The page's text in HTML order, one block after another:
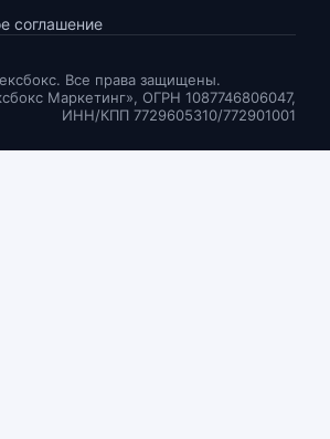
соглашение
Все права защищены.
Маркетинг», ОГРН 1087746806047,
ИНН/КПП 7729605310/772901001